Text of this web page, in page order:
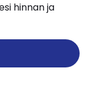
hinnan ja